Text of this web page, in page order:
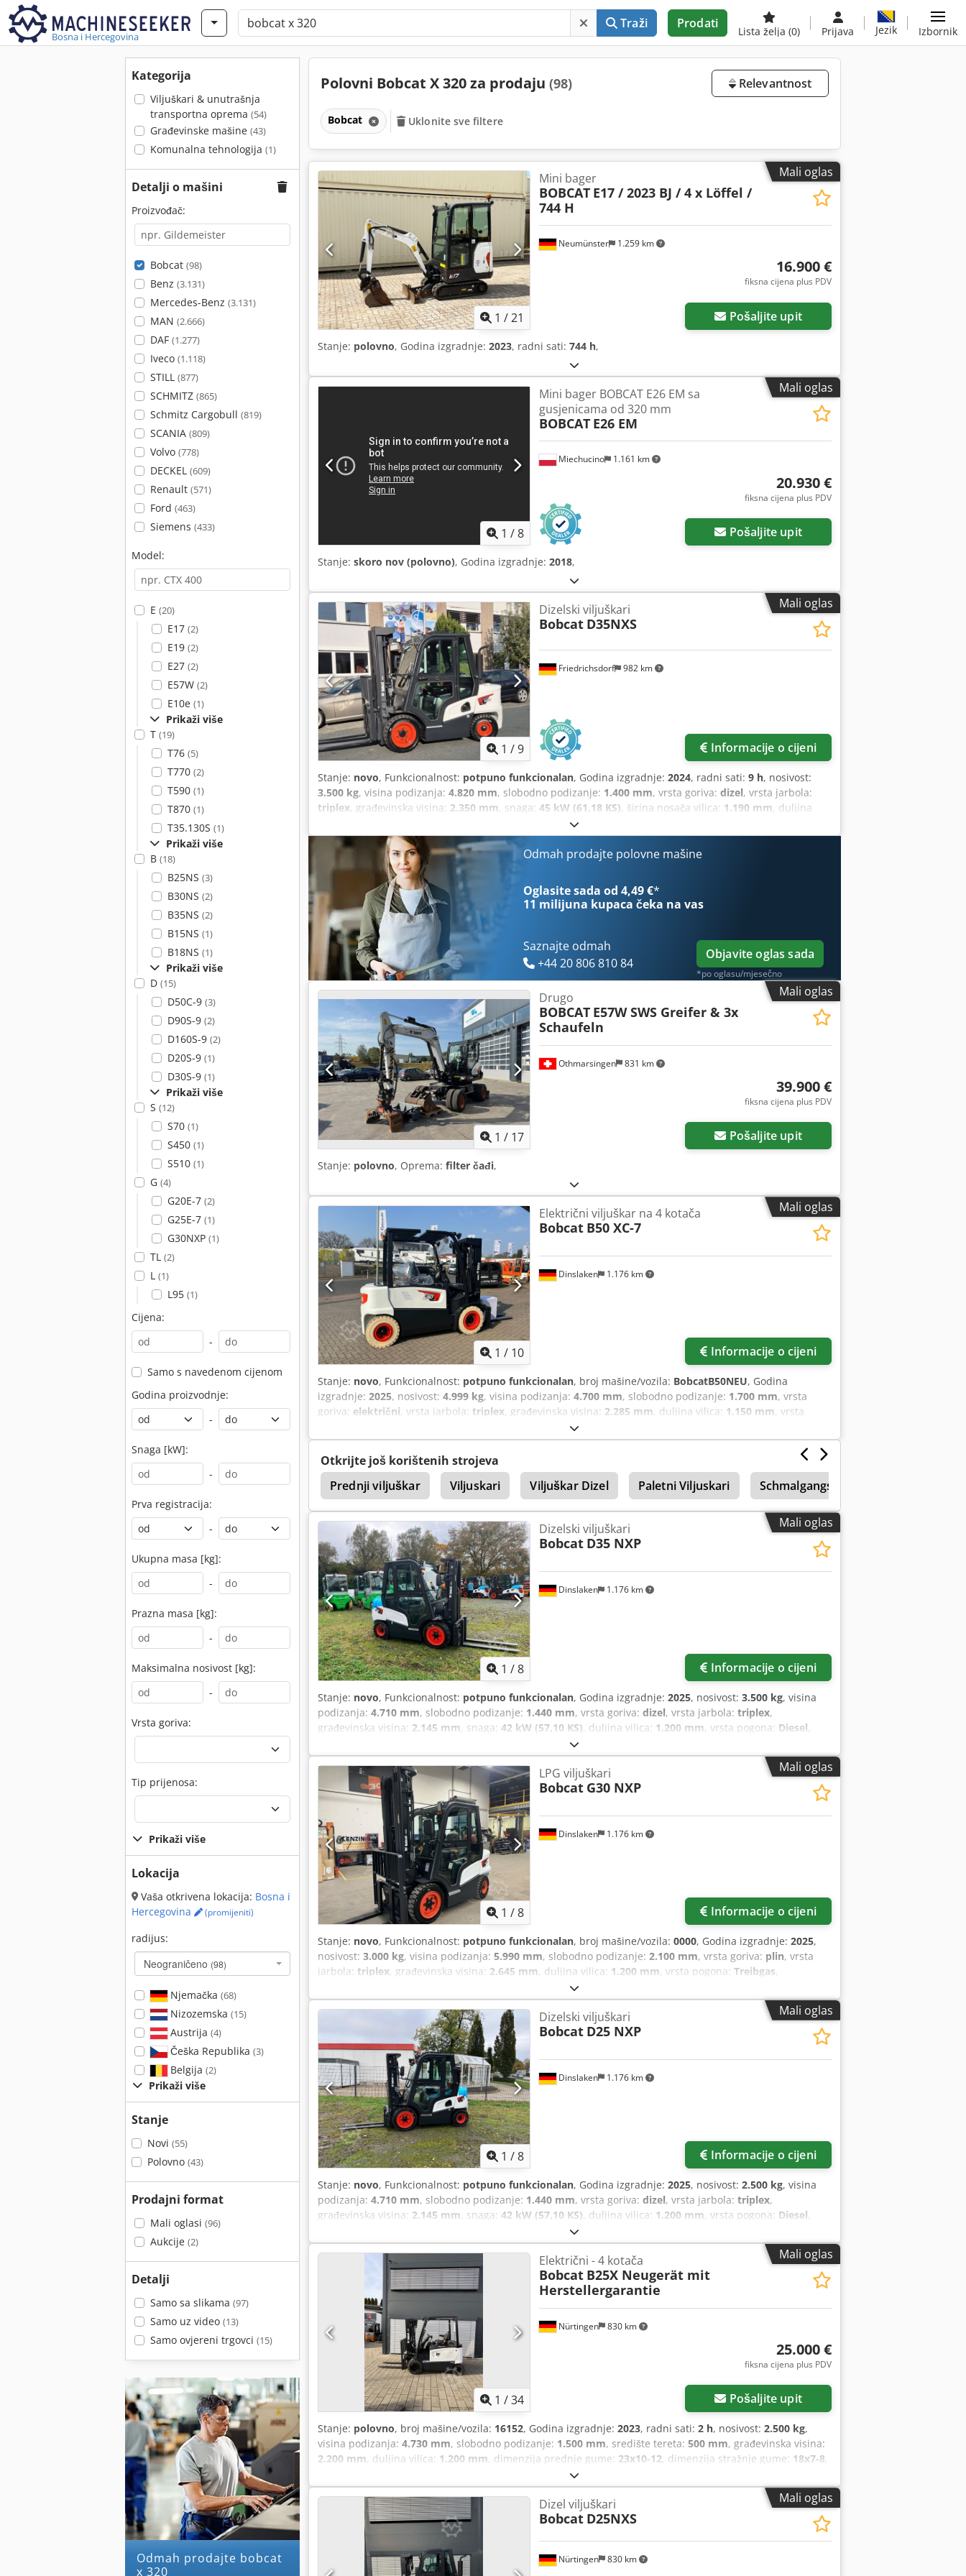
Bosna i Hercegovina
Traži Prodati
Lista želja (0) Prijava Jezik Izbornik
Kategorija
Viljuškari & unutrašnja
transportna oprema (54)
Građevinske mašine (43)
Komunalna tehnologija (1)
Detalji o mašini
Proizvođač:
Bobcat (98)
Benz (3.131)
Mercedes-Benz (3.131)
MAN (2.666)
DAF (1.277)
Iveco (1.118)
STILL (877)
SCHMITZ (865)
Schmitz Cargobull (819)
SCANIA (809)
Volvo (778)
DECKEL (609)
Renault (571)
Ford (463)
Siemens (433)
Model:
E (20)
E17 (2)
E19 (2)
E27 (2)
E57W (2)
E10e (1)
Prikaži više
T (19)
T76 (5)
T770 (2)
T590 (1)
T870 (1)
T35.130S (1)
Prikaži više
B (18)
B25NS (3)
B30NS (2)
B35NS (2)
B15NS (1)
B18NS (1)
Prikaži više
D (15)
D50C-9 (3)
D90S-9 (2)
D160S-9 (2)
D20S-9 (1)
D30S-9 (1)
Prikaži više
S (12)
S70 (1)
S450 (1)
S510 (1)
G (4)
G20E-7 (2)
G25E-7 (1)
G30NXP (1)
TL (2)
L (1)
L95 (1)
Cijena:
-
Samo s navedenom cijenom
Godina proizvodnje:
-
Snaga [kW]:
-
Prva registracija:
-
Ukupna masa [kg]:
-
Prazna masa [kg]:
-
Maksimalna nosivost [kg]:
-
Vrsta goriva:
Tip prijenosa:
Prikaži više
Lokacija
Vaša otkrivena lokacija: Bosna i
Hercegovina
(promijeniti)
radijus:
Neograničeno (98)
Njemačka (68)
Nizozemska (15)
Austrija (4)
Češka Republika (3)
Belgija (2)
Prikaži više
Stanje
Novi (55)
Polovno (43)
Prodajni format
Mali oglasi (96)
Aukcije (2)
Detalji
Samo sa slikama (97)
Samo uz video (13)
Samo ovjereni trgovci (15)
Odmah prodajte bobcat
x 320
Polovni Bobcat X 320 za prodaju (98) Relevantnost
Bobcat Uklonite sve filtere
Mali oglas
1 /21
Neumünster 1.259 km
Mini bager
BOBCAT E17 / 2023 BJ / 4 x Löffel /
744 H
16.900 €
fiksna cijena plus PDV
Pošaljite upit
Stanje: polovno, Godina izgradnje: 2023, radni sati: 744 h,
Mali oglas
1 /8
Miechucino 1.161 km
Mini bager BOBCAT E26 EM sa
gusjenicama od 320 mm
BOBCAT E26 EM
20.930 €
fiksna cijena plus PDV
Pošaljite upit
Stanje: skoro nov (polovno), Godina izgradnje: 2018,
Mali oglas
1 /9
Friedrichsdorf 982 km
Dizelski viljuškari
Bobcat D35NXS
Informacije o cijeni
Stanje: novo, Funkcionalnost: potpuno funkcionalan, Godina izgradnje: 2024, radni sati: 9 h, nosivost:
3.500 kg, visina podizanja: 4.820 mm, slobodno podizanje: 1.400 mm, vrsta goriva: dizel, vrsta jarbola:
triplex, građevinska visina: 2.350 mm, snaga: 45 kW (61,18 KS), širina nosača vilica: 1.190 mm, duljina
, ukupna dužina:
1.290 mm,
Odmah prodajte polovne mašine
Oglasite sada od 4,49 €*
11 milijuna kupaca čeka na vas
Saznajte odmah
+44 20 806 810 84
Objavite oglas sada
*po oglasu/mjesečno
Mali oglas
1 / 17
Othmarsingen 831 km
Drugo
BOBCAT E57W SWS Greifer & 3x
Schaufeln
39.900 €
fiksna cijena plus PDV
Pošaljite upit
Stanje: polovno, Oprema: filter čađi,
Mali oglas
1 / 10
Dinslaken 1.176 km
Električni viljuškar na 4 kotača
Bobcat B50 XC-7
Informacije o cijeni
Stanje: novo, Funkcionalnost: potpuno funkcionalan, broj mašine/vozila: BobcatB50NEU, Godina
izgradnje: 2025, nosivost: 4.999 kg, visina podizanja: 4.700 mm, slobodno podizanje: 1.700 mm, vrsta
goriva: električni, vrsta jarbola: triplex, građevinska visina: 2.285 mm, duljina vilica: 1.150 mm, vrsta
Otkrijte još korištenih strojeva
Prednji viljuškar
Viljuskari Viljuškar Dizel Paletni Viljuskari Schmalgangstapler Linde
Initialhub Paletni Viličar
Mali oglas
1 /8
Dinslaken 1.176 km
Dizelski viljuškari
Bobcat D35 NXP
Informacije o cijeni
Stanje: novo, Funkcionalnost: potpuno funkcionalan, Godina izgradnje: 2025, nosivost: 3.500 kg, visina
podizanja: 4.710 mm, slobodno podizanje: 1.440 mm, vrsta goriva: dizel, vrsta jarbola: triplex,
građevinska visina: 2.145 mm, snaga: 42 kW (57,10 KS), duljina vilica: 1.200 mm, vrsta pogona: Diesel,
Mali oglas
1 /8
Dinslaken 1.176 km
LPG viljuškari
Bobcat G30 NXP
Informacije o cijeni
Stanje: novo, Funkcionalnost: potpuno funkcionalan, broj mašine/vozila: 0000, Godina izgradnje: 2025,
nosivost: 3.000 kg, visina podizanja: 5.990 mm, slobodno podizanje: 2.100 mm, vrsta goriva: plin, vrsta
jarbola: triplex, građevinska visina: 2.645 mm, duljina vilica: 1.200 mm, vrsta pogona: Treibgas,
Mali oglas
1 /8
Dinslaken 1.176 km
Dizelski viljuškari
Bobcat D25 NXP
Informacije o cijeni
Stanje: novo, Funkcionalnost: potpuno funkcionalan, Godina izgradnje: 2025, nosivost: 2.500 kg, visina
podizanja: 4.710 mm, slobodno podizanje: 1.440 mm, vrsta goriva: dizel, vrsta jarbola: triplex,
građevinska visina: 2.145 mm, snaga: 42 kW (57,10 KS), duljina vilica: 1.200 mm, vrsta pogona: Diesel,
Mali oglas
1 /34
Nürtingen 830 km
Električni - 4 kotača
Bobcat B25X Neugerät mit
Herstellergarantie
25.000 €
fiksna cijena plus PDV
Pošaljite upit
Stanje: polovno, broj mašine/vozila: 16152, Godina izgradnje: 2023, radni sati: 2 h, nosivost: 2.500 kg,
visina podizanja: 4.730 mm, slobodno podizanje: 1.500 mm, središte tereta: 500 mm, građevinska visina:
2.200 mm, duljina vilica: 1.200 mm, dimenzija prednje gume: 23x10-12, dimenzija stražnje gume: 18x7-8,
Mali oglas
Nürtingen 830 km
Dizel viljuškari
Bobcat D25NXS